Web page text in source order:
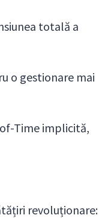
totală a
o gestionare mai
Time implicită,
revoluționare: